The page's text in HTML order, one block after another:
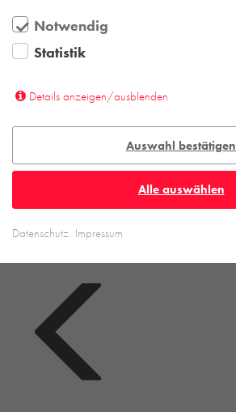
Notwendig
Statistik
Details anzeigen/ausblenden
Auswahl bestätigen
Alle auswählen
Datenschutz Impressum